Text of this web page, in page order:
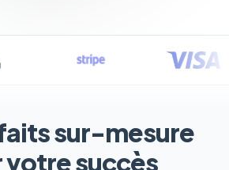
sur-mesure
votre succès